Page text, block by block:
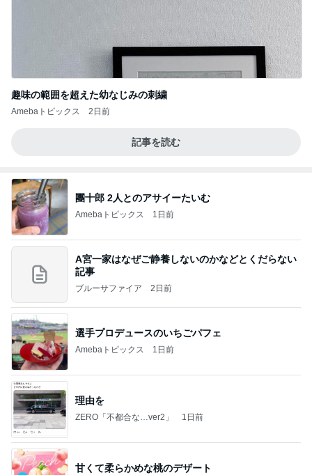
趣味の範囲を超えた幼なじみの刺繍
Amebaトピックス 2日前
記事を読む
團十郎 2人とのアサイーたいむ
Amebaトピックス 1日前
A宮一家はなぜご静養しないのかなどとくだらない
記事
ブルーサファイア 2日前
選手プロデュースのいちごパフェ
Amebaトピックス 1日前
理由を
ZERO「不都合な…ver2」 1日前
甘くて柔らかめな桃のデザート